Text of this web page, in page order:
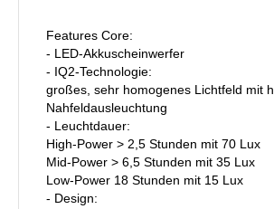
Features Core:
- LED-Akkuscheinwerfer
- IQ2-Technologie:
großes, sehr homogenes Lichtfeld mit
Nahfeldausleuchtung
- Leuchtdauer:
High-Power > 2,5 Stunden mit 70 Lux
Mid-Power > 6,5 Stunden mit 35 Lux
Low-Power 18 Stunden mit 15 Lux
- Design: